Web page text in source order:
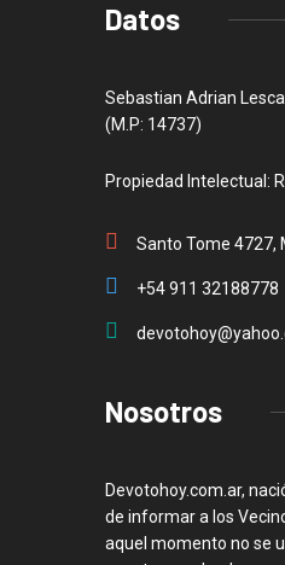
Datos
Sebastian Adrian
(M.P: 14737)
Propiedad Intelectual:
Santo Tome 4727,
+54 911 32188778
Nosotros
Devotohoy.com.ar,
de informar a los
aquel momento no se